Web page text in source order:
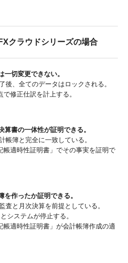
クラウドシリーズの場合
一切変更できない。
後、全てのデータはロックされる。
修正仕訳を計上する。
算書の一体性が証明できる。
帳簿と完全に一致している。
適時性証明書」でその事実を証明で
を作ったか証明できる。
査と月次決算を前提としている。
システムが停止する。
適時性証明書」が会計帳簿作成の適